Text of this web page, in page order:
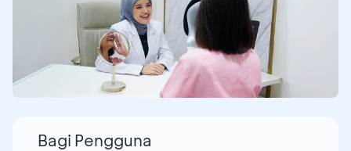
Bagi Pengguna